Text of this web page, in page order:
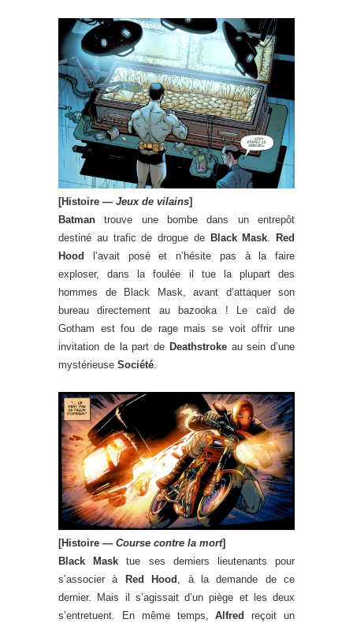
[Histoire — Jeux de vilains]
Batman trouve une bombe dans un entrepôt
destiné au trafic de drogue de Black Mask
Red
Hood
l’avait posé et n’hésite pas à la faire
exploser, dans la foulée il tue la plupart des
hommes de Black Mask, avant d’attaquer son
bureau directement au bazooka ! Le caïd de
Gotham est fou de rage mais se voit offrir une
invitation de la part de Deathstrokeau sein d’une
mystérieuse Société
[Histoire — Course contre la mort]
Black Mask tue ses derniers lieutenants pour
s’associer à
Red Hood , à la demande de ce
dernier. Mais il s’agissait d’un piège et les deux
s’entretuent. En même temps,Alfred
reçoit un